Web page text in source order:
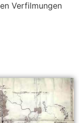
Verfilmungen